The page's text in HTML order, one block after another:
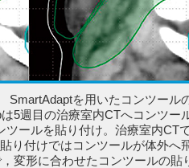
SmartAdaptを用いたコンツール
5週目の治療室内CTへコンツー
ツールを貼り付け。治療室内CT
り付けではコンツールが体外へ
変形に合わせたコンツールの貼